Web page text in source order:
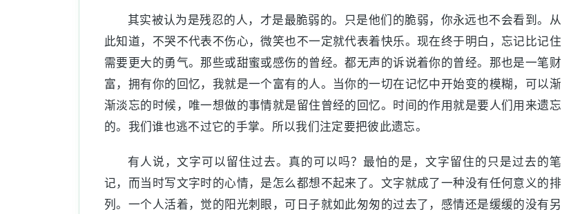
其实被认为是残忍的人，才是最脆弱的。只是他们的脆弱，你永远也不会看到。从
此知道，不哭不代表不伤心，微笑也不一定就代表着快乐。现在终于明白，忘记比记住
需要更大的勇气。那些或甜蜜或感伤的曾经。都无声的诉说着你的曾经。那也是一笔财
富，拥有你的回忆，我就是一个富有的人。当你的一切在记忆中开始变的模糊，可以渐
渐淡忘的时候，唯一想做的事情就是留住曾经的回忆。时间的作用就是要人们用来遗忘
的。我们谁也逃不过它的手掌。所以我们注定要把彼此遗忘。
有人说，文字可以留住过去。真的可以吗？最怕的是，文字留住的只是过去的笔
记，而当时写文字时的心情，是怎么都想不起来了。文字就成了一种没有任何意义的排
列。一个人活着，觉的阳光刺眼，可日子就如此匆匆的过去了，感情还是缓缓的没有另